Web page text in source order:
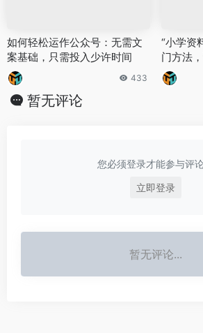
如何轻松运作公众号：无需文
案基础，只需投入少许时间
433
“小学资
门方法
+！”
暂无评论
您必须登录才能参与评论
立即登录
暂无评论...